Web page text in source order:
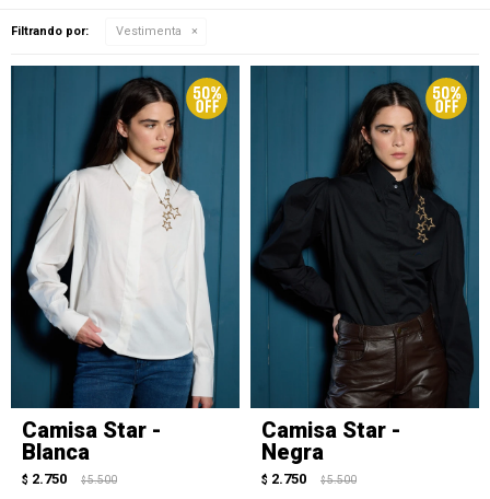
Filtrando por: Vestimenta
Camisa Star -
Blanca
$ 2.750 $ 5.500
Camisa Star -
Negra
$ 2.750 $ 5.500